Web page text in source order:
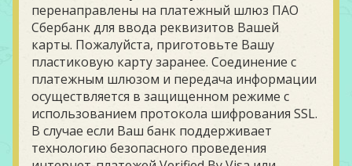
перенаправлены на платежный шлюз ПАО
Сбербанк для ввода реквизитов Вашей
карты. Пожалуйста, приготовьте Вашу
пластиковую карту заранее. Соединение с
платежным шлюзом и передача информации
осуществляется в защищенном режиме с
использованием протокола шифрования SSL.
В случае если Ваш банк поддерживает
технологию безопасного проведения